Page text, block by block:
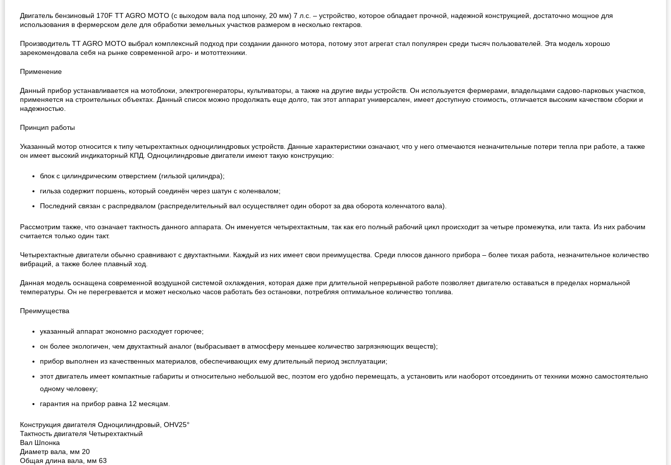
Двигатель бензиновый 170F TT AGRO MOTO (с выходом вала под шпонку, 20 мм) 7 л.с. – устройство, которое обладает прочной, надежной конструкцией, достаточно мощное для
использования в фермерском деле для обработки земельных участков размером в несколько гектаров.
Производитель TT AGRO MOTO выбрал комплексный подход при создании данного мотора, потому этот агрегат стал популярен среди тысяч пользователей. Эта модель хорошо
зарекомендовала себя на рынке современной агро- и мототтехники.
Применение
Данный прибор устанавливается на мотоблоки, электрогенераторы, культиваторы, а также на другие виды устройств. Он используется фермерами, владельцами садово-парковых участков,
применяется на строительных объектах. Данный список можно продолжать еще долго, так этот аппарат универсален, имеет доступную стоимость, отличается высоким качеством сборки и
надежностью.
Принцип работы
Указанный мотор относится к типу четырехтактных одноцилиндровых устройств. Данные характеристики означают, что у него отмечаются незначительные потери тепла при работе, а также
он имеет высокий индикаторный КПД. Одноцилиндровые двигатели имеют такую конструкцию:
блок с цилиндрическим отверстием (гильзой цилиндра);
гильза содержит поршень, который соединён через шатун с коленвалом;
Последний связан с распредвалом (распределительный вал осуществляет один оборот за два оборота коленчатого вала).
Рассмотрим также, что означает тактность данного аппарата. Он именуется четырехтактным, так как его полный рабочий цикл происходит за четыре промежутка, или такта. Из них рабочим
считается только один такт.
Четырехтактные двигатели обычно сравнивают с двухтактными. Каждый из них имеет свои преимущества. Среди плюсов данного прибора – более тихая работа, незначительное количество
вибраций, а также более плавный ход.
Данная модель оснащена современной воздушной системой охлаждения, которая даже при длительной непрерывной работе позволяет двигателю оставаться в пределах нормальной
температуры. Он не перегревается и может несколько часов работать без остановки, потребляя оптимальное количество топлива.
Преимущества
указанный аппарат экономно расходует горючее;
он более экологичен, чем двухтактный аналог (выбрасывает в атмосферу меньшее количество загрязняющих веществ);
прибор выполнен из качественных материалов, обеспечивающих ему длительный период эксплуатации;
этот двигатель имеет компактные габариты и относительно небольшой вес, поэтом его удобно перемещать, а установить или наоборот отсоединить от техники можно самостоятельно
одному человеку;
гарантия на прибор равна 12 месяцам.
Конструкция двигателя Одноцилиндровый, OHV25°
Тактность двигателя Четырехтактный
Вал Шпонка
Диаметр вала, мм 20
Общая длина вала, мм 63